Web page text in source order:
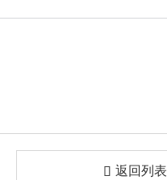
 返回列表